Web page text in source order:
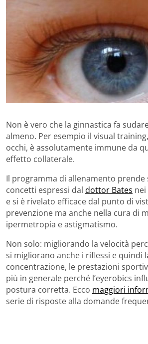
Non è vero che la ginnastica fa
almeno. Per esempio il visual
occhi, è assolutamente immune da
effetto collaterale.
Il programma di allenamento prende
concetti espressi dal dottor Bates nei
e si è rivelato efficace dal punto di
prevenzione ma anche nella cura di
ipermetropia e astigmatismo.
Non solo: migliorando la velocità
si migliorano anche i riflessi e quindi
concentrazione, le prestazioni
più in generale perché l’eyerobics
postura corretta. Ecco maggiori
serie di risposte alla domande